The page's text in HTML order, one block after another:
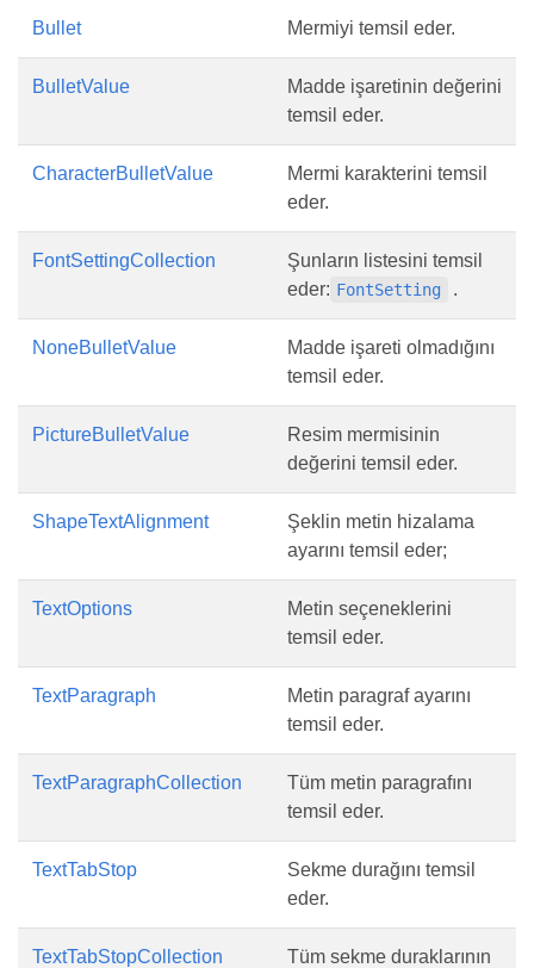
Bullet Mermiyi temsil eder.
BulletValue
Madde işaretinin değerini
temsil eder.
CharacterBulletValue
Mermi karakterini temsil
eder.
FontSettingCollection
Şunların listesini temsil
eder: FontSetting .
NoneBulletValue
Madde işareti olmadığını
temsil eder.
PictureBulletValue
Resim mermisinin
değerini temsil eder.
ShapeTextAlignment
Şeklin metin hizalama
ayarını temsil eder;
TextOptions
Metin seçeneklerini
temsil eder.
TextParagraph
Metin paragraf ayarını
temsil eder.
TextParagraphCollection
Tüm metin paragrafını
temsil eder.
TextTabStop
Sekme durağını temsil
eder.
TextTabStopCollection
Tüm sekme duraklarının